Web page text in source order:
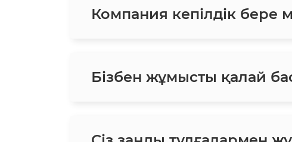
Компания кепілдік бере
Бізбен жұмысты қалай